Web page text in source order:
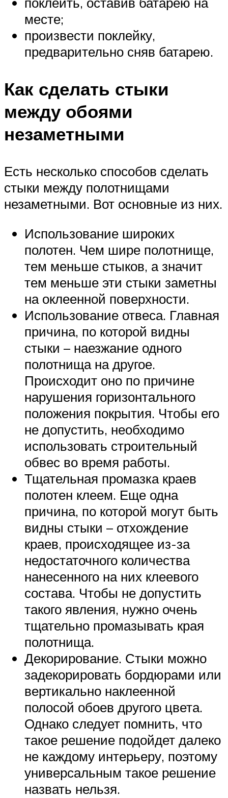
месте;
произвести поклейку,
предварительно сняв батарею.
Как сделать стыки
между обоями
незаметными
Есть несколько способов сделать
стыки между полотнищами
незаметными. Вот основные из них.
Использование широких
полотен. Чем шире полотнище,
тем меньше стыков, а значит
тем меньше эти стыки заметны
на оклеенной поверхности.
Использование отвеса. Главная
причина, по которой видны
стыки – наезжание одного
полотнища на другое.
Происходит оно по причине
нарушения горизонтального
положения покрытия. Чтобы его
не допустить, необходимо
использовать строительный
обвес во время работы.
Тщательная промазка краев
полотен клеем. Еще одна
причина, по которой могут быть
видны стыки – отхождение
краев, происходящее из-за
недостаточного количества
нанесенного на них клеевого
состава. Чтобы не допустить
такого явления, нужно очень
тщательно промазывать края
полотнища.
Декорирование. Стыки можно
задекорировать бордюрами или
вертикально наклеенной
полосой обоев другого цвета.
Однако следует помнить, что
такое решение подойдет далеко
не каждому интерьеру, поэтому
универсальным такое решение
назвать нельзя.